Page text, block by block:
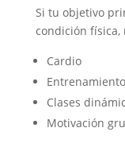
Si tu objetivo
condición física,
Cardio
Clases
Motivación